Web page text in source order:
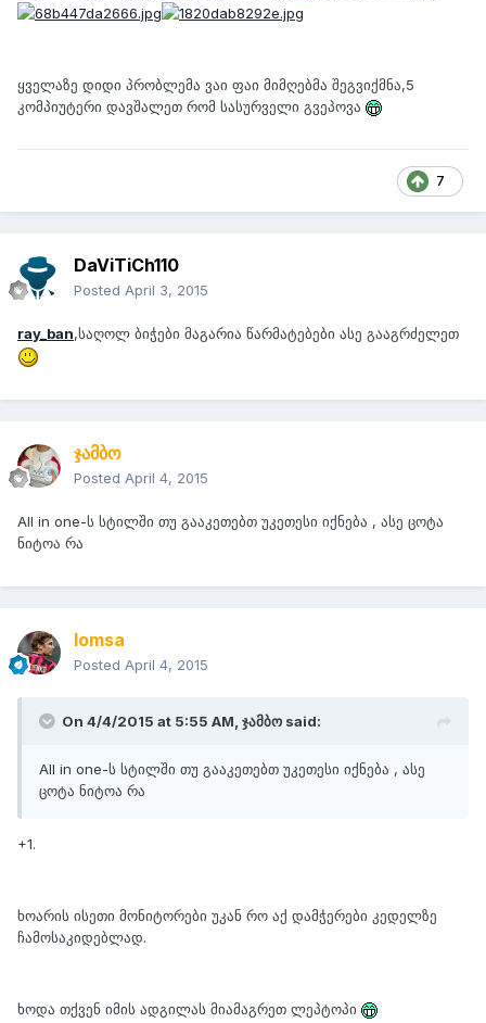
ყველაზე დიდი პრობლემა ვაი ფაი მიმღებმა შეგვიქმნა,5
კომპიუტერი დავშალეთ რომ სასურველი გვეპოვა
7
DaViTiCh110
Posted April 3, 2015
ray_ban,საღოლ ბიჭები მაგარია წარმატებები ასე გააგრძელეთ
ჯამბო
Posted April 4, 2015
All in one-ს სტილში თუ გააკეთებთ უკეთესი იქნება , ასე ცოტა
ნიტოა რა
lomsa
Posted April 4, 2015
On 4/4/2015 at 5:55 AM, ჯამბო said:
All in one-ს სტილში თუ გააკეთებთ უკეთესი იქნება , ასე
ცოტა ნიტოა რა
+1.
ხოარის ისეთი მონიტორები უკან რო აქ დამჭერები კედელზე
ჩამოსაკიდებლად.
ხოდა თქვენ იმის ადგილას მიამაგრეთ ლეპტოპი